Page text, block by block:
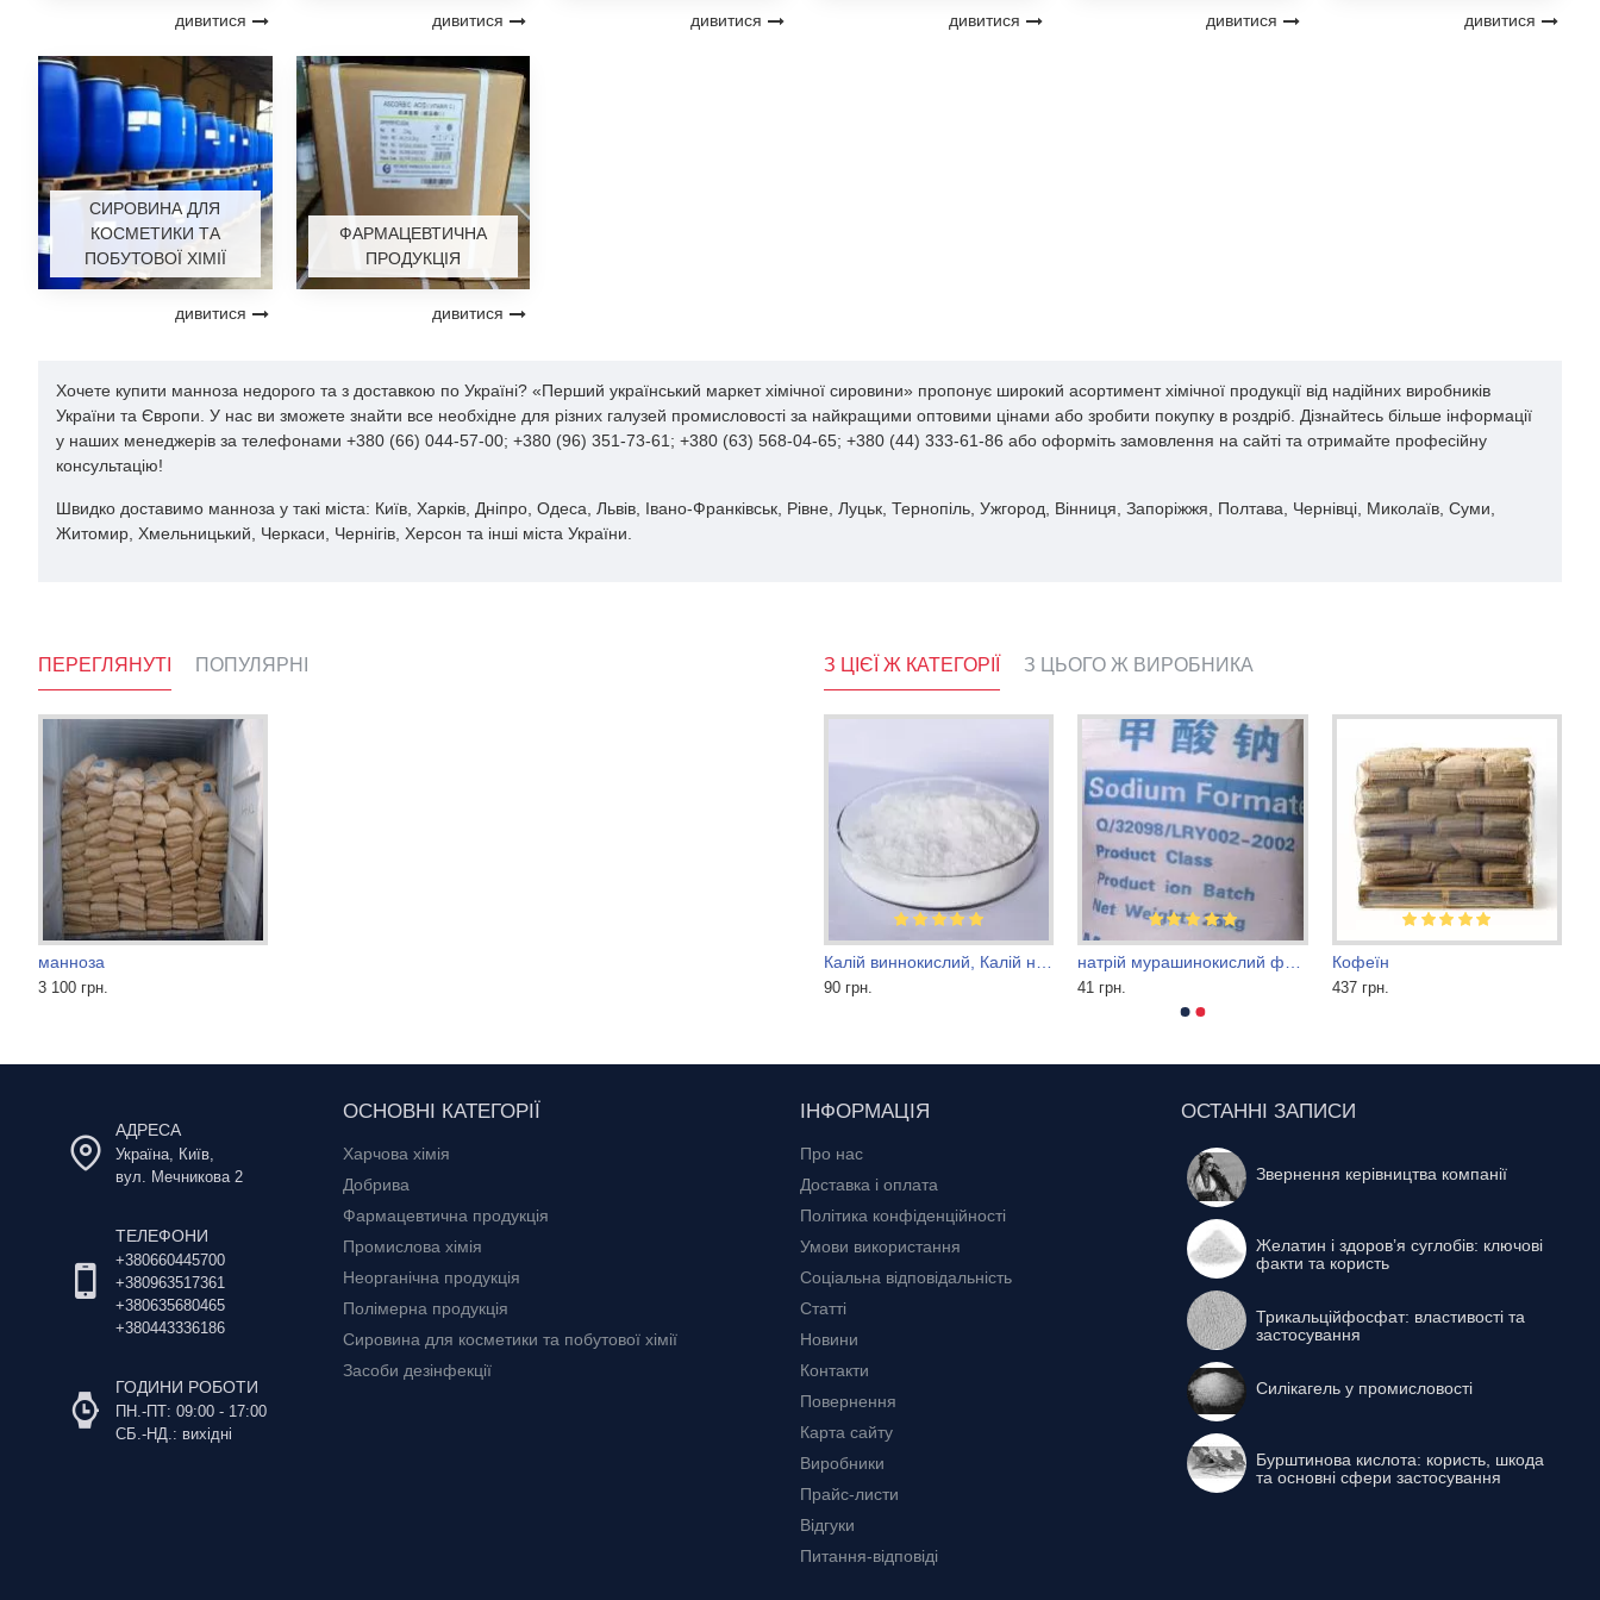
Корисні властивості:
-D- Манноза - це природна альтернатива антибіотикам.
- Вживання всередину допомагає пацієнтам позбутися 90% захворювань сечостатевих шляхів, які викликані бактерією
дивитися дивитися дивитися дивитися дивитися дивитися
СИРОВИНА ДЛЯ
КОСМЕТИКИ ТА
ПОБУТОВОЇ ХІМІЇ
дивитися
ФАРМАЦЕВТИЧНА
ПРОДУКЦІЯ
дивитися
Хочете купити манноза недорого та з доставкою по Україні? «Перший український маркет хімічної сировини» пропонує широкий асортимент хімічної продукції від надійних виробників
України та Європи. У нас ви зможете знайти все необхідне для різних галузей промисловості за найкращими оптовими цінами або зробити покупку в роздріб. Дізнайтесь більше інформації
у наших менеджерів за телефонами +380 (66) 044-57-00; +380 (96) 351-73-61; +380 (63) 568-04-65; +380 (44) 333-61-86 або оформіть замовлення на сайті та отримайте професійну
консультацію!
Швидко доставимо манноза у такі міста: Київ, Харків, Дніпро, Одеса, Львів, Івано-Франківськ, Рівне, Луцьк, Тернопіль, Ужгород, Вінниця, Запоріжжя, Полтава, Чернівці, Миколаїв, Суми,
Житомир, Хмельницький, Черкаси, Чернігів, Херсон та інші міста України.
ПЕРЕГЛЯНУТІ ПОПУЛЯРНІ
манноза
3 100 грн.
З ЦІЄЇ Ж КАТЕГОРІЇ З ЦЬОГО Ж ВИРОБНИКА
Танін для вина
1 600 грн. 90 грн. 41 грн.
Кофеїн
437 грн.
АДРЕСА
Україна, Київ,
вул. Мечникова 2
ТЕЛЕФОНИ
+380660445700
+380963517361
+380635680465
+380443336186
ГОДИНИ РОБОТИ
ПН.-ПТ: 09:00 - 17:00
СБ.-НД.: вихідні
ОСНОВНІ КАТЕГОРІЇ
Харчова хімія
Добрива
Фармацевтична продукція
Промислова хімія
Неорганічна продукція
Полімерна продукція
Сировина для косметики та побутової хімії
Засоби дезінфекції
ІНФОРМАЦІЯ
Про нас
Доставка і оплата
Політика конфіденційності
Умови використання
Соціальна відповідальність
Статті
Новини
Контакти
Повернення
Карта сайту
Виробники
Прайс-листи
Відгуки
Питання-відповіді
ОСТАННІ ЗАПИСИ
Звернення керівництва компанії
Желатин і здоров’я суглобів: ключові
факти та користь
Трикальційфосфат: властивості та
застосування
Силікагель у промисловості
Бурштинова кислота: користь, шкода
та основні сфери застосування